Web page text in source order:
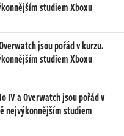
studiem Xboxu
jsou pořád v kurzu.
studiem Xboxu
IV a Overwatch jsou pořád v
nejvýkonnějším studiem